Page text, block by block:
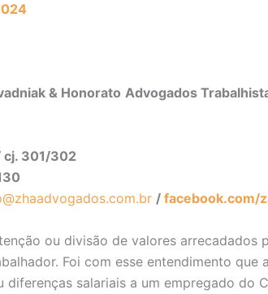
& Honorato Advogados
cj. 301/302
/ facebook.com/
ou divisão de valores arrecadados
Foi com esse entendimento que
diferenças salariais a um empregado do